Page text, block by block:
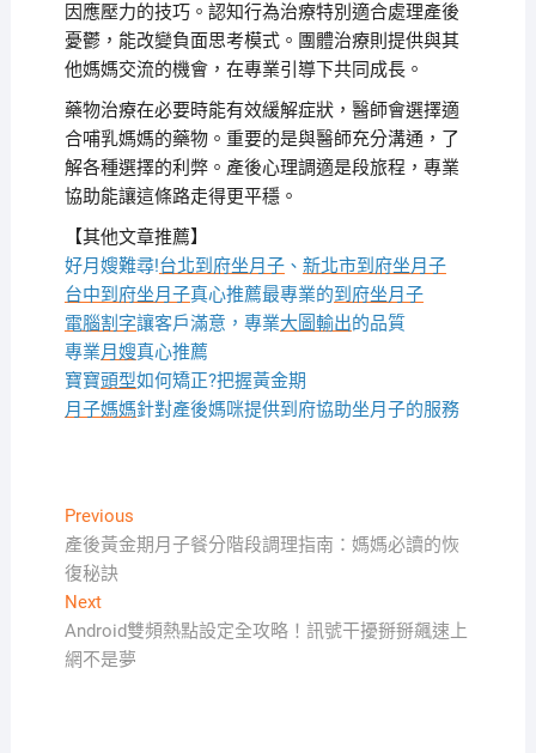
因應壓力的技巧。認知行為治療特別適合處理產後
憂鬱，能改變負面思考模式。團體治療則提供與其
他媽媽交流的機會，在專業引導下共同成長。
藥物治療在必要時能有效緩解症狀，醫師會選擇適
合哺乳媽媽的藥物。重要的是與醫師充分溝通，了
解各種選擇的利弊。產後心理調適是段旅程，專業
協助能讓這條路走得更平穩。
【其他文章推薦】
好月嫂難尋!台北到府坐月子、 新北市到府坐月子
台中到府坐月子真心推薦最專業的到府坐月子
電腦割字讓客戶滿意，專業大圖輸出的品質
專業月嫂真心推薦
寶寶頭型如何矯正?把握黃金期
月子媽媽針對產後媽咪提供到府協助坐月子的服務
文
章
導
覽
PreviousPrevious
post:
產後黃金期月子餐分階段調理指南：媽媽必讀的恢
復秘訣
NextNext
post:
Android雙頻熱點設定全攻略！訊號干擾掰掰飆速上
網不是夢